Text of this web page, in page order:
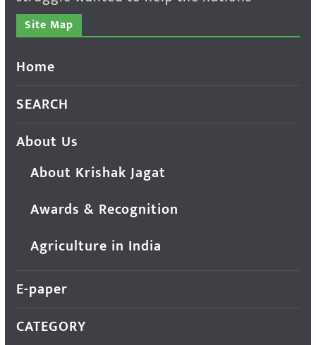
Site Map
Home
SEARCH
About Us
About Krishak Jagat
Awards & Recognition
Agriculture in India
E-paper
CATEGORY